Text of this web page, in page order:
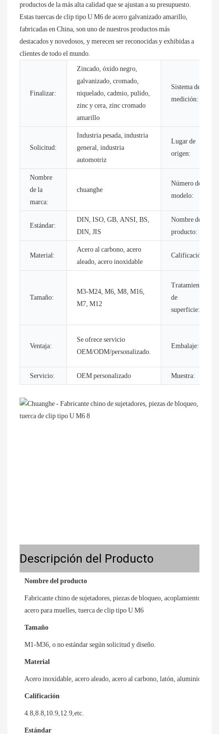
productos de la más alta calidad que se ajustan a su presupuesto.
Estas tuercas de clip tipo U M6 de acero galvanizado amarillo,
fabricadas en China, son uno de nuestros productos más
destacados y novedosos, y merecen ser reconocidas y exhibidas a
clientes de todo el mundo.
Finalizar:
Zincado, óxido negro,
galvanizado, cromado,
niquelado, cadmio, pulido,
zinc y cera, zinc cromado
amarillo
Sistema de
medición:
Solicitud:
Industria pesada, industria
general, industria
automotriz
Lugar de
origen:
Nombre
de la
marca:
chuanghe
Número de
modelo:
Estándar:
DIN, ISO, GB, ANSI, BS,
DIN, JIS
Nombre del
producto:
Material:
Acero al carbono, acero
aleado, acero inoxidable
Calificación:
Tamaño:
M3-M24, M6, M8, M16,
M7, M12
Tratamiento
de
superficie:
Ventaja:
Se ofrece servicio
OEM/ODM/personalizado.
Embalaje:
Servicio: OEM personalizado Muestra:
Descripción del Producto
Nombre del producto
Fabricante chino de sujetadores, piezas de bloqueo, acoplamiento
acero para muelles, tuerca de clip tipo U M6
Tamaño
M1-M36, o no estándar según solicitud y diseño.
Material
Acero inoxidable, acero aleado, acero al carbono, latón, aluminio, etc.
Calificación
4.8,8.8,10.9,12.9,etc.
Estándar